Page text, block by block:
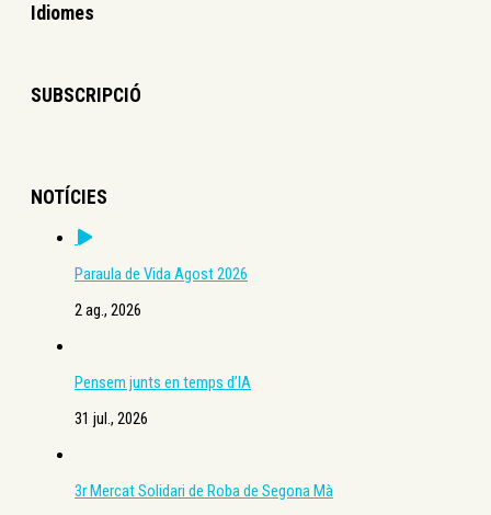
Idiomes
SUBSCRIPCIÓ
NOTÍCIES
Paraula de Vida Agost 2026
2 ag., 2026
Pensem junts en temps d’IA
31 jul., 2026
3r Mercat Solidari de Roba de Segona Mà